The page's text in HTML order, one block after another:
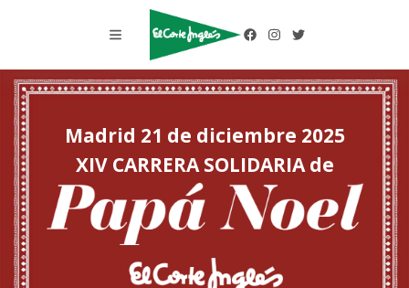
Madrid 21 de diciembre 2025
XIV CARRERA SOLIDARIA de